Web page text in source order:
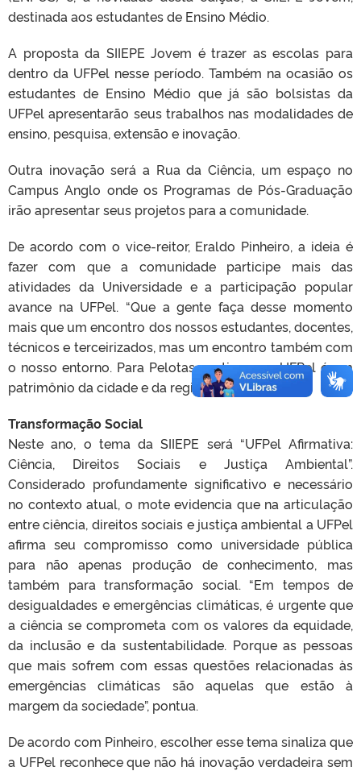
destinada aos estudantes de Ensino Médio.
A proposta da SIIEPE Jovem é trazer as escolas para
dentro da UFPel nesse período. Também na ocasião os
estudantes de Ensino Médio que já são bolsistas da
UFPel apresentarão seus trabalhos nas modalidades de
ensino, pesquisa, extensão e inovação.
Outra inovação será a Rua da Ciência, um espaço no
Campus Anglo onde os Programas de Pós-Graduação
irão apresentar seus projetos para a comunidade.
De acordo com o vice-reitor, Eraldo Pinheiro, a ideia é
fazer com que a comunidade participe mais das
atividades da Universidade e a participação popular
avance na UFPel. “Que a gente faça desse momento
mais que um encontro dos nossos estudantes, docentes,
técnicos e terceirizados, mas um encontro também com
o nosso entorno. Para Pelotas sentir que a UFPel é um
patrimônio da cidade e da região”, destacou.
Transformação Social
Neste ano, o tema da SIIEPE será “UFPel Afirmativa:
Ciência, Direitos Sociais e Justiça Ambiental”.
Considerado profundamente significativo e necessário
no contexto atual, o mote evidencia que na articulação
entre ciência, direitos sociais e justiça ambiental a UFPel
afirma seu compromisso como universidade pública
para não apenas produção de conhecimento, mas
também para transformação social. “Em tempos de
desigualdades e emergências climáticas, é urgente que
a ciência se comprometa com os valores da equidade,
da inclusão e da sustentabilidade. Porque as pessoas
que mais sofrem com essas questões relacionadas às
emergências climáticas são aquelas que estão à
margem da sociedade”, pontua.
De acordo com Pinheiro, escolher esse tema sinaliza que
a UFPel reconhece que não há inovação verdadeira sem